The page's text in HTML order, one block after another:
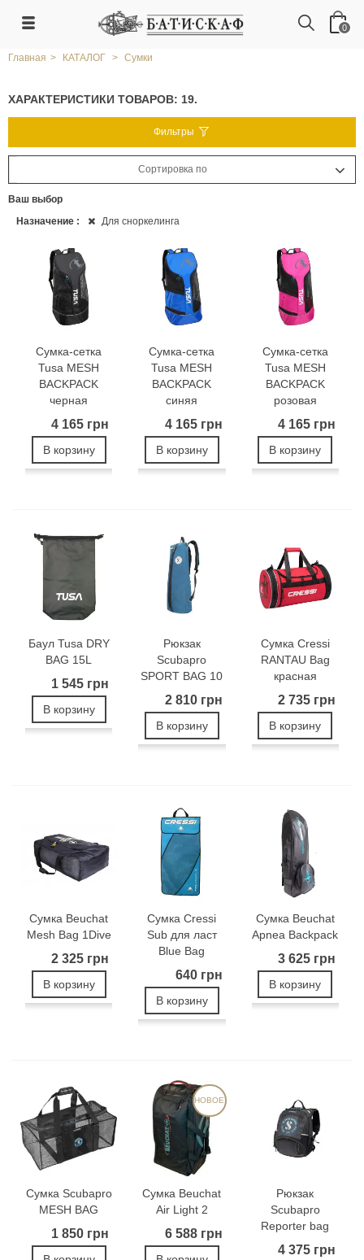
0
Главная > КАТАЛОГ > Сумки
ХАРАКТЕРИСТИКИ ТОВАРОВ: 19.
Фильтры
Сортировка по
Ваш выбор
Назначение :
Для сноркелинга
Сумка-сетка
Tusa MESH
BACKPACK
черная
4 165 грн
В корзину
Сумка-сетка
Tusa MESH
BACKPACK
синяя
4 165 грн
В корзину
Сумка-сетка
Tusa MESH
BACKPACK
розовая
4 165 грн
В корзину
Баул Tusa DRY
BAG 15L
1 545 грн
В корзину
Рюкзак
Scubapro
SPORT BAG 10
2 810 грн
В корзину
Сумка Cressi
RANTAU Bag
красная
2 735 грн
В корзину
Сумка Beuchat
Mesh Bag 1Dive
2 325 грн
В корзину
Сумка Cressi
Sub для ласт
Blue Bag
640 грн
В корзину
Сумка Beuchat
Apnea Backpack
3 625 грн
В корзину
Сумка Scubapro
MESH BAG
1 850 грн
НОВОЕ
Сумка Beuchat
Air Light 2
6 588 грн
Рюкзак
Scubapro
Reporter bag
4 375 грн